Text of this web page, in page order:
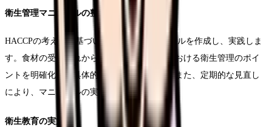
衛生管理マニュアルの整備
HACCPの考え方に基づいた衛生管理マニュアルを作成し、実践しま
す。食材の受け入れから提供までの各工程における衛生管理のポイ
ントを明確化し、具体的な手順を定めます。また、定期的な見直し
により、マニュアルの実効性を確保します。
衛生教育の実施